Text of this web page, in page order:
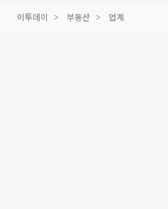
이투데이 부동산 업계